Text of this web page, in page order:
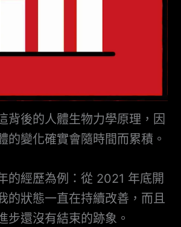
背後的人體生物力學原理，因
的變化確實會隨時間而累積。
的經歷為例：從 2021 年底開
的狀態一直在持續改善，而且
步還沒有結束的跡象。